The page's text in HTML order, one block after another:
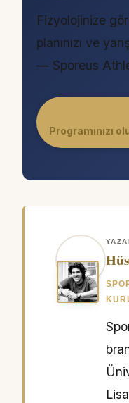
Fizyolojinize
planınızı ve
— Sporeus
Programınızı